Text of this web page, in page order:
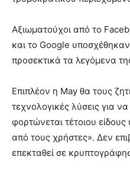
Αξιωματούχοι από το
και το Google
προσεκτικά τα λεγόμενα
Επιπλέον η May θα τους
τεχνολογικές λύσεις για
φορτώνεται τέτοιου
από τους χρήστες». Δεν
επεκταθεί σε